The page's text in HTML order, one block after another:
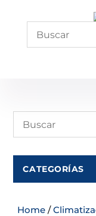
CATEGORÍAS
Home /